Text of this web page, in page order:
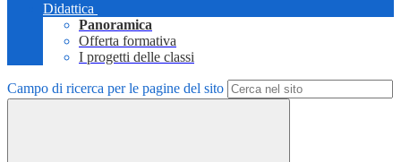
Didattica
Panoramica
Offerta formativa
I progetti delle classi
Campo di ricerca per le pagine del sito